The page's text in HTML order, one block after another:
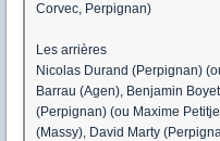
Corvec, Perpignan)
Les arrières
Nicolas Durand (Perpignan)
Barrau (Agen), Benjamin
(Perpignan) (ou Maxime
(Massy), David Marty